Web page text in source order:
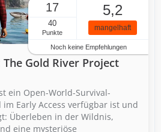
17
40
Punkte
5,2
mangelhaft
Noch keine Empfehlungen
Gold River Project
ein Open-World-Survival-
Early Access verfügbar ist und
Überleben in der Wildnis,
eine mysteriöse